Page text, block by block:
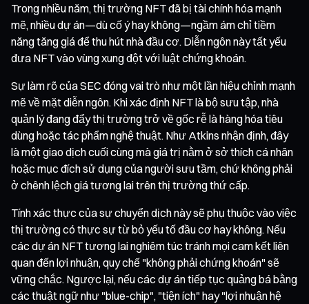
Trong nhiều năm, thị trường NFT đã bị tài chính hóa mạnh
mẽ, nhiều dự án—dù cố ý hay không—ngầm ám chỉ tiềm
năng tăng giá để thu hút nhà đầu cơ. Diễn ngôn này tất yếu
đưa NFT vào vùng xung đột với luật chứng khoán.
Sự làm rõ của SEC đóng vai trò như một lần hiệu chỉnh mạnh
mẽ về mặt diễn ngôn. Khi xác định NFT là bộ sưu tập, nhà
quản lý đang đẩy thị trường trở về gốc rễ là hàng hóa tiêu
dùng hoặc tác phẩm nghệ thuật. Như Atkins nhận định, đây
là một giao dịch cuối cùng mà giá trị nằm ở sở thích cá nhân
hoặc mục đích sử dụng của người sưu tầm, chứ không phải
ở chênh lệch giá tương lai trên thị trường thứ cấp.
Tính xác thực của sự chuyển dịch này sẽ phụ thuộc vào việc
thị trường có thực sự từ bỏ yếu tố đầu cơ hay không. Nếu
các dự án NFT tương lai nghiêm túc tránh mọi cam kết liên
quan đến lợi nhuận, quy chế "không phải chứng khoán" sẽ
vững chắc. Ngược lại, nếu các dự án tiếp tục quảng bá bằng
các thuật ngữ như "blue-chip", "tiện ích" hay "lợi nhuận hệ